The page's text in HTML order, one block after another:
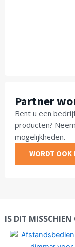
Partner
Bent u een
producten?
mogelijkheden.
WORDT OOK
IS DIT MISSCHIEN